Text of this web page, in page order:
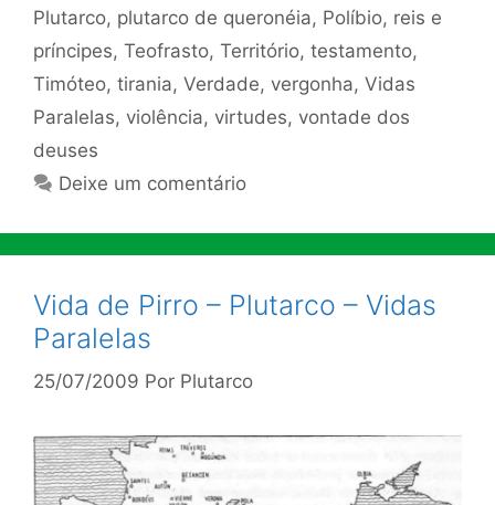
Plutarco, plutarco de queronéia, Políbio, reis e
príncipes, Teofrasto, Território, testamento,
Timóteo, tirania, Verdade, vergonha, Vidas
Paralelas, violência, virtudes, vontade dos
deuses
Deixe um comentário
Vida de Pirro – Plutarco – Vidas
Paralelas
25/07/2009 Por Plutarco